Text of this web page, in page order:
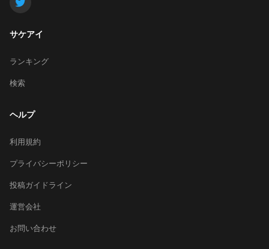
サケアイ
ランキング
検索
ヘルプ
利用規約
プライバシーポリシー
投稿ガイドライン
運営会社
お問い合わせ